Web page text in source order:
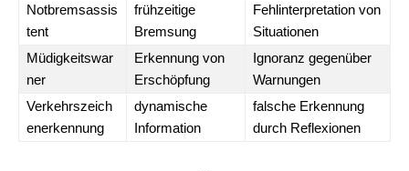
Notbremsassis
tent
frühzeitige
Bremsung
Fehlinterpretation von
Situationen
Müdigkeitswar
ner
Erkennung von
Erschöpfung
Ignoranz gegenüber
Warnungen
Verkehrszeich
enerkennung
dynamische
Information
falsche Erkennung
durch Reflexionen